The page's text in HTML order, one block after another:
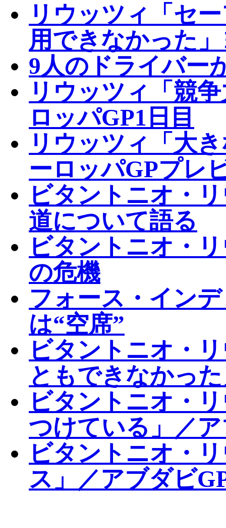
リウッツィ「セ
用できなかった
9人のドライバー
リウッツィ「競
ロッパGP1日目
リウッツィ「大
ーロッパGPプレ
ビタントニオ・
道について語る
ビタントニオ・
の危機
フォース・イン
は“空席”
ビタントニオ・
ともできなかっ
ビタントニオ・
つけている」／
ビタントニオ・
ス」／アブダビ